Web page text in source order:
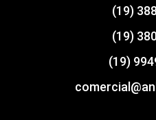
(19)
(19)
(19)